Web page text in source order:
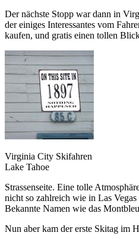
Der nächste Stopp war dann in
der einiges Interessantes vom
kaufen, und gratis einen tollen
Virginia City Skifahren
Lake Tahoe
Strassenseite. Eine tolle
nicht so zahlreich wie in Las
Bekannte Namen wie das
Nun aber kam der erste Skitag im